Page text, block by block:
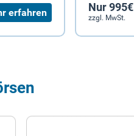
erfahren Nur 995€
zzgl. MwSt.